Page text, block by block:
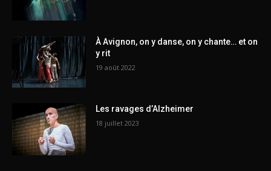
À Avignon, on y danse, on y chante… et on
y rit
19 août 2022
Les ravages d’Alzheimer
18 juillet 2023